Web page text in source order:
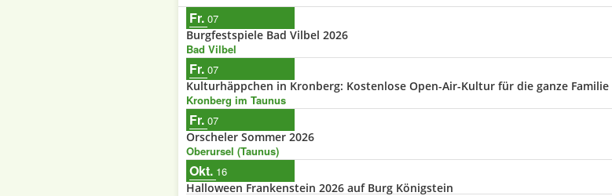
Fr. 07
Burgfestspiele Bad Vilbel 2026
Bad Vilbel
Fr. 07
Kulturhäppchen in Kronberg: Kostenlose Open-Air-Kultur für die ganze Familie
Kronberg im Taunus
Fr. 07
Orscheler Sommer 2026
Oberursel (Taunus)
Okt. 16
Halloween Frankenstein 2026 auf Burg Königstein